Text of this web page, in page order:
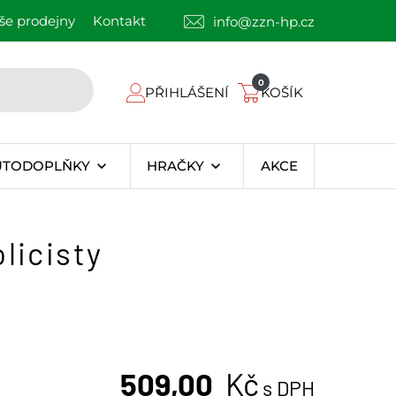
prodejny Kontakt info@zzn-hp.cz
PŘIHLÁŠENÍ
0
KOŠÍK
HRAČKY AKCE
509,00 Kč s DPH